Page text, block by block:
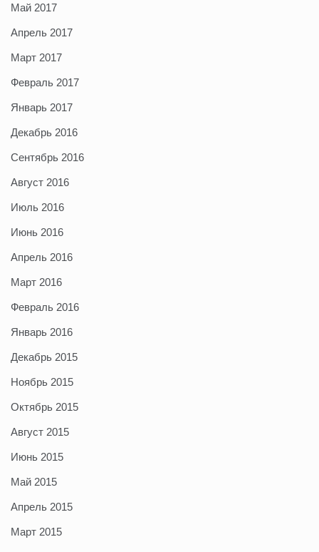
Май 2017
Апрель 2017
Март 2017
Февраль 2017
Январь 2017
Декабрь 2016
Сентябрь 2016
Август 2016
Июль 2016
Июнь 2016
Апрель 2016
Март 2016
Февраль 2016
Январь 2016
Декабрь 2015
Ноябрь 2015
Октябрь 2015
Август 2015
Июнь 2015
Май 2015
Апрель 2015
Март 2015